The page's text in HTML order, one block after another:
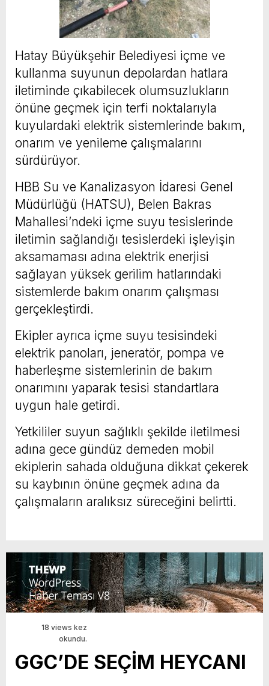
Hatay Büyükşehir Belediyesi içme ve
kullanma suyunun depolardan hatlara
iletiminde çıkabilecek olumsuzlukların
önüne geçmek için terfi noktalarıyla
kuyulardaki elektrik sistemlerinde bakım,
onarım ve yenileme çalışmalarını
sürdürüyor.
HBB Su ve Kanalizasyon İdaresi Genel
Müdürlüğü (HATSU), Belen Bakras
Mahallesi’ndeki içme suyu tesislerinde
iletimin sağlandığı tesislerdeki işleyişin
aksamaması adına elektrik enerjisi
sağlayan yüksek gerilim hatlarındaki
sistemlerde bakım onarım çalışması
gerçekleştirdi.
Ekipler ayrıca içme suyu tesisindeki
elektrik panoları, jeneratör, pompa ve
haberleşme sistemlerinin de bakım
onarımını yaparak tesisi standartlara
uygun hale getirdi.
Yetkililer suyun sağlıklı şekilde iletilmesi
adına gece gündüz demeden mobil
ekiplerin sahada olduğuna dikkat çekerek
su kaybının önüne geçmek adına da
çalışmaların aralıksız süreceğini belirtti.
18 views kez
okundu.
GGC’DE SEÇİM HEYCANI